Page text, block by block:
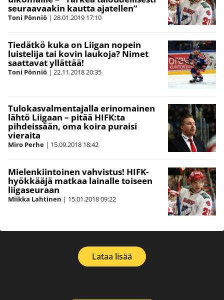
seuraavaakin kautta ajatellen”
Toni Pönniö | 28.01.2019 17:10
Tiedätkö kuka on Liigan nopein
luistelija tai kovin laukoja? Nimet
saattavat yllättää!
Toni Pönniö | 22.11.201820:35
Tulokasvalmentajalla erinomainen
lähtö Liigaan – pitää HIFK:ta
pihdeissään, oma koira puraisi
vieraita
Miro Perhe | 15.09.2018 18:42
Mielenkiintoinen vahvistus! HIFK-
hyökkääjä matkaa lainalle toiseen
liigaseuraan
Miikka Lahtinen | 15.01.201809:22
Lataa lisää